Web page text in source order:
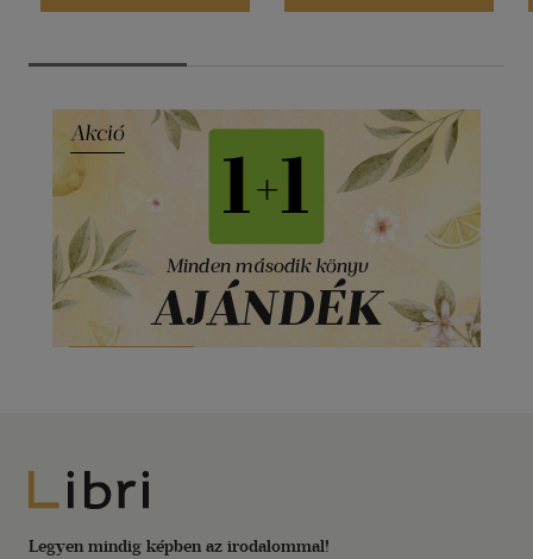
Libri
Legyen mindig képben az irodalommal!